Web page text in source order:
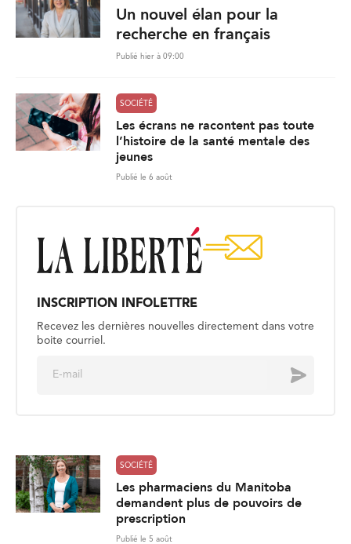
Un nouvel élan pour la
recherche en français
Publié hier à 09:00
SOCIÉTÉ
Les écrans ne racontent pas toute
l’histoire de la santé mentale des
jeunes
Publié le 6 août
INSCRIPTION INFOLETTRE
Recevez les dernières nouvelles directement dans votre
boite courriel.
Envoyer
SOCIÉTÉ
Les pharmaciens du Manitoba
demandent plus de pouvoirs de
prescription
Publié le 5 août